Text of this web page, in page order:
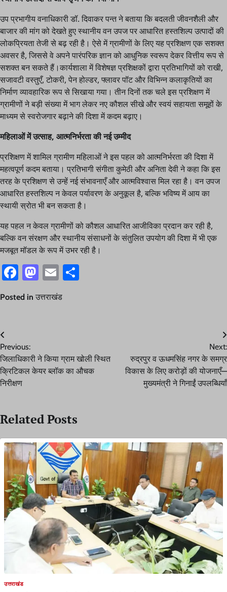
उप प्रभागीय वनाधिकारी डॉ. दिवाकर पन्त ने बताया कि बदलती जीवनशैली और
बाजार की मांग को देखते हुए स्थानीय वन उपज पर आधारित हस्तशिल्प उत्पादों की
लोकप्रियता तेजी से बढ़ रही है। ऐसे में ग्रामीणों के लिए यह प्रशिक्षण एक सशक्त
अवसर है, जिससे वे अपने पारंपरिक ज्ञान को आधुनिक स्वरूप देकर वित्तीय रूप से
सशक्त बन सकते हैं।कार्यशाला में विशेषज्ञ प्रशिक्षकों द्वारा प्रतिभागियों को राखी,
सजावटी वस्तुएँ, टोकरी, पेन होल्डर, फ्लावर पॉट और विभिन्न कलाकृतियों का
निर्माण व्यावहारिक रूप से सिखाया गया। तीन दिनों तक चले इस प्रशिक्षण में
ग्रामीणों ने बड़ी संख्या में भाग लेकर नए कौशल सीखे और स्वयं सहायता समूहों के
माध्यम से स्वरोजगार बढ़ाने की दिशा में कदम बढ़ाए।
महिलाओं में उत्साह, आत्मनिर्भरता की नई उम्मीद
प्रशिक्षण में शामिल ग्रामीण महिलाओं ने इस पहल को आत्मनिर्भरता की दिशा में
महत्वपूर्ण कदम बताया। प्रतिभागी संगीता कुमेठी और अनिता देवी ने कहा कि इस
तरह के प्रशिक्षण से उन्हें नई संभावनाएँ और आत्मविश्वास मिल रहा है। वन उपज
आधारित हस्तशिल्प न केवल पर्यावरण के अनुकूल है, बल्कि भविष्य में आय का
स्थायी स्रोत भी बन सकता है।
यह पहल न केवल ग्रामीणों को कौशल आधारित आजीविका प्रदान कर रही है,
बल्कि वन संरक्षण और स्थानीय संसाधनों के संतुलित उपयोग की दिशा में भी एक
मजबूत मॉडल के रूप में उभर रही है।
Facebook
Mastodon
Email
Posted in उत्तराखंड
Post
navigation
Previous:
जिलाधिकारी ने किया ग्राम खोली स्थित
क्रिटिकल केयर ब्लॉक का औचक
निरीक्षण
Next:
रुद्रपुर व ऊधमसिंह नगर के समग्र
विकास के लिए करोड़ों की योजनाएँ—
मुख्यमंत्री ने गिनाईं उपलब्धियाँ
Related Posts
उत्तराखंड